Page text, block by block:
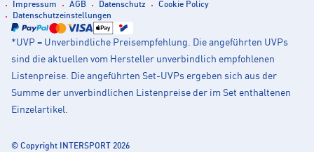
Impressum AGB Datenschutz
Cookie Policy
Datenschutzeinstellungen
*UVP = Unverbindliche Preisempfehlung. Die angeführten UVPs
sind die aktuellen vom Hersteller unverbindlich empfohlenen
Listenpreise. Die angeführten Set-UVPs ergeben sich aus der
Summe der unverbindlichen Listenpreise der im Set enthaltenen
Einzelartikel.
© Copyright INTERSPORT 2026